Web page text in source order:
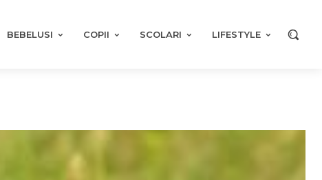
BEBELUSI COPII SCOLARI LIFESTYLE